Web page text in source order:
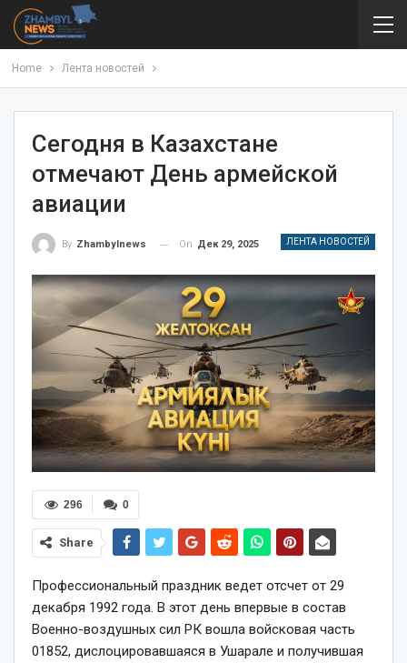
Home Лента новостей
Сегодня в Казахстане
отмечают День армейской
авиации
ЛЕНТА НОВОСТЕЙ
By Zhambylnews On Дек 29, 2025
0
296
Share
Профессиональный праздник ведет отсчет от 29
декабря 1992 года. В этот день впервые в состав
Военно-воздушных сил РК вошла войсковая часть
01852, дислоцировавшаяся в Ушарале и получившая